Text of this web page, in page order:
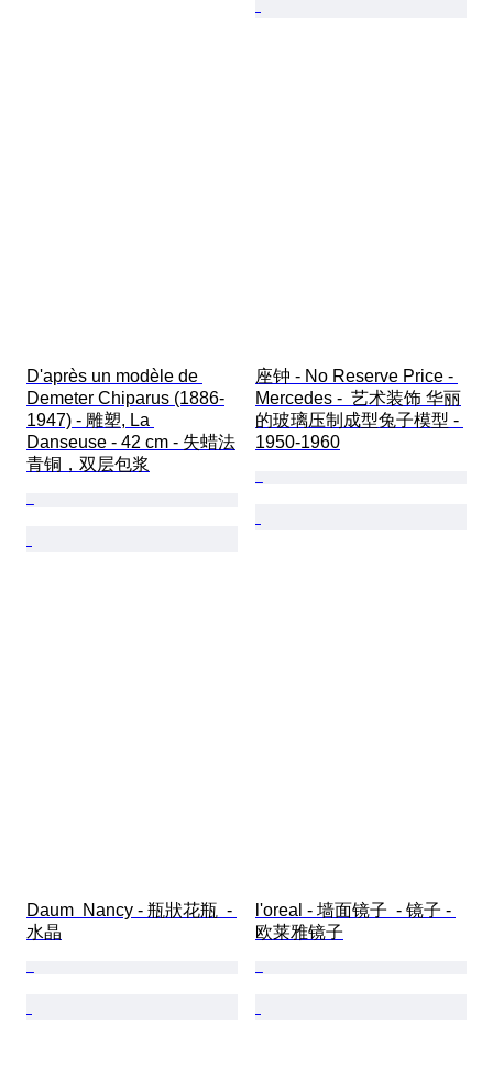
D'après un modèle de
Demeter Chiparus (1886-
1947) - 雕塑, La
Danseuse - 42 cm - 失蜡法
青铜，双层包浆
座钟 - No Reserve Price -
Mercedes -  艺术装饰 华丽
的玻璃压制成型兔子模型 -
1950-1960
Daum  Nancy - 瓶狀花瓶  -
水晶
l'oreal - 墙面镜子  - 镜子 -
欧莱雅镜子